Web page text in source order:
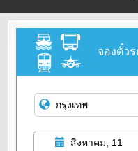
จองตั๋ว
สิงหาคม, 11